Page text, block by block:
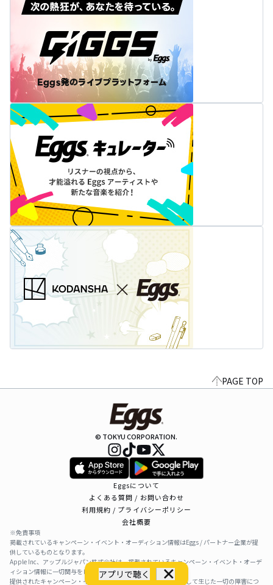
アプリで聴く
PAGE TOP
© TOKYU CORPORATION.
Eggsについて
よくある質問 / お問い合わせ
利用規約 / プライバシーポリシー
会社概要
※免責事項
掲載されているキャンペーン・イベント・オーディション情報はEggs / パートナー企業が提
供しているものとなります。
Apple Inc、アップルジャパン株式会社は、掲載されているキャンペーン・イベント・オーデ
ィション情報に一切関与をしておりません。
提供されたキャンペーン・イベント・オーディション情報を利用して生じた一切の障害につ